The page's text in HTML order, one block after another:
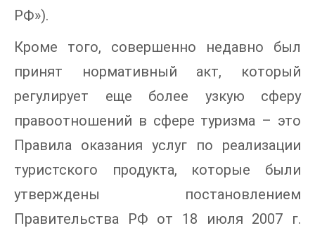
РФ»).
Кроме того, совершенно недавно был
принят нормативный акт, который
регулирует еще более узкую сферу
правоотношений в сфере туризма – это
Правила оказания услуг по реализации
туристского продукта, которые были
утверждены постановлением
Правительства РФ от 18 июля 2007 г.